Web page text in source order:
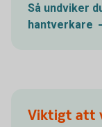
Så undviker
hantverkare
Viktigt att